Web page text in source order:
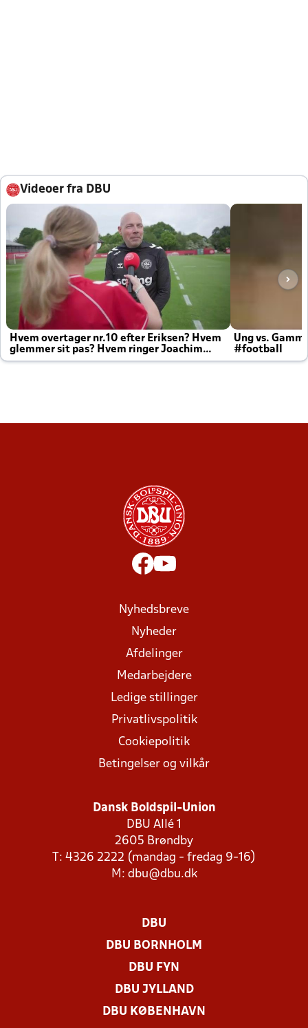
Videoer fra DBU
Hvem overtager nr.10 efter Eriksen? Hvem
glemmer sit pas? Hvem ringer Joachim
altid til efter kampe?
Ung vs.
#football
Nyhedsbreve
Nyheder
Afdelinger
Medarbejdere
Ledige stillinger
Privatlivspolitik
Cookiepolitik
Betingelser og vilkår
Dansk Boldspil-Union
DBU Allé 1
2605 Brøndby
T: 4326 2222 (mandag - fredag 9-16)
M: dbu@dbu.dk
DBU
DBU BORNHOLM
DBU FYN
DBU JYLLAND
DBU KØBENHAVN